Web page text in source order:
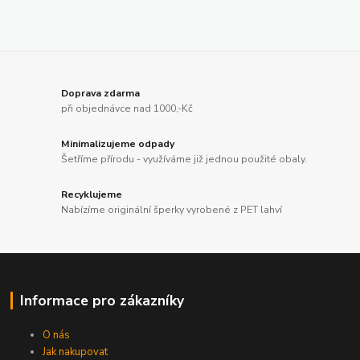
Doprava zdarma
při objednávce nad 1000,-Kč
Minimalizujeme odpady
Šetříme přírodu - využíváme již jednou použité obaly.
Recyklujeme
Nabízíme originální šperky vyrobené z PET lahví
Informace pro zákazníky
O nás
Jak nakupovat